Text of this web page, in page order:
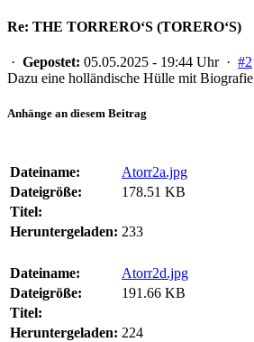
Re: THE TORRERO‘S (TORERO‘S)
· Gepostet: 05.05.2025 - 19:44 Uhr · #2
Dazu eine holländische Hülle mit Biografie
Anhänge an diesem Beitrag
Dateiname:
Atorr2a.jpg
Dateigröße:
178.51 KB
Titel:
Heruntergeladen: 233
Dateiname:
Atorr2d.jpg
Dateigröße:
191.66 KB
Titel:
Heruntergeladen: 224